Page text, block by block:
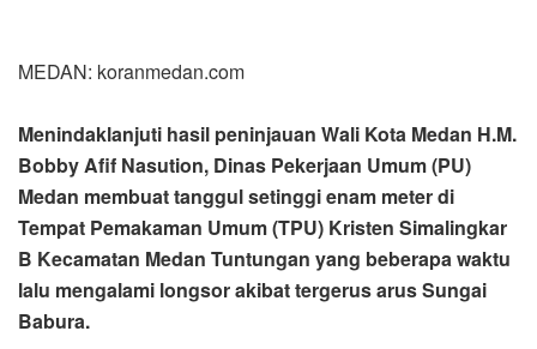
MEDAN: koranmedan.com
Menindaklanjuti hasil peninjauan Wali Kota Medan H.M.
Bobby Afif Nasution, Dinas Pekerjaan Umum (PU)
Medan membuat tanggul setinggi enam meter di
Tempat Pemakaman Umum (TPU) Kristen Simalingkar
B Kecamatan Medan Tuntungan yang beberapa waktu
lalu mengalami longsor akibat tergerus arus Sungai
Babura.